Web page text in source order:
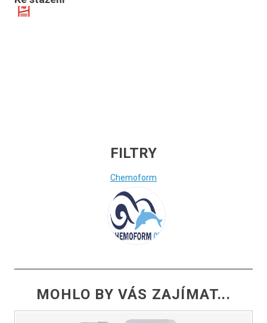
(Saunové aroma - Bílý květ jasmínu 1L)
FILTRY
Chemoform
MOHLO BY VÁS ZAJÍMAT...